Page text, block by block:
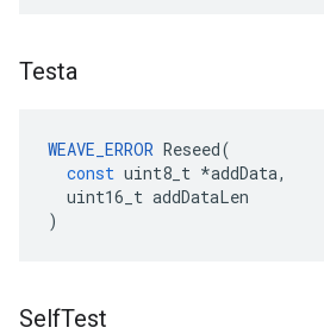
Testa
WEAVE_ERROR Reseed(
const uint8_t *addData,
uint16_t addDataLen
)
SelfTest